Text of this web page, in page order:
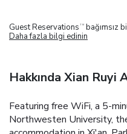
Guest Reservations TM bağımsız
Daha fazla bilgi edinin
Hakkında Xian Ruyi
Featuring free WiFi, a 5-
Northwesten University,